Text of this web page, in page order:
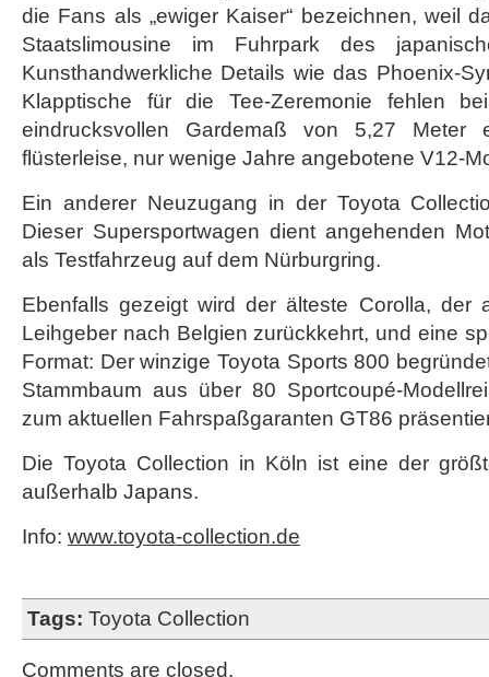
die Fans als „ewiger Kaiser“ bezeichnen, weil
Staatslimousine im Fuhrpark des
Kunsthandwerkliche Details wie das Phoenix-
Klapptische für die Tee-Zeremonie fehlen
eindrucksvollen Gardemaß von 5,27 Meter
flüsterleise, nur wenige Jahre angebotene V12-
Ein anderer Neuzugang in der Toyota
Dieser Supersportwagen dient angehenden
als Testfahrzeug auf dem Nürburgring.
Ebenfalls gezeigt wird der älteste Corolla, der
Leihgeber nach Belgien zurückkehrt, und eine
Format: Der winzige Toyota Sports 800
Stammbaum aus über 80 Sportcoupé-
zum aktuellen Fahrspaßgaranten GT86
Die Toyota Collection in Köln ist eine der
außerhalb Japans.
Info: www.toyota-collection.de
Tags: Toyota Collection
Comments are closed.